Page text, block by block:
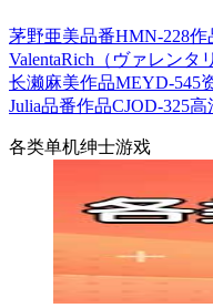
茅野亜美品番HMN-228
ValentaRich（ヴァレン
长濑麻美作品MEYD-545
Julia品番作品CJOD-325
各类单机绅士游戏